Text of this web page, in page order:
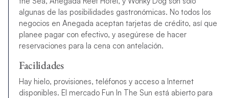
algunas de las posibilidades gastronómicas. No todos los
negocios en Anegada aceptan tarjetas de crédito, así que
planee pagar con efectivo, y asegúrese de hacer
reservaciones para la cena con antelación.
Facilidades
Hay hielo, provisiones, teléfonos y acceso a Internet
disponibles. El mercado Fun In The Sun está abierto para